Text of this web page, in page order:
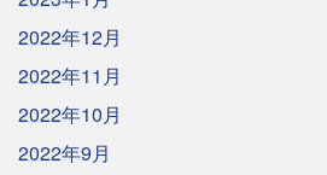
2022年12月
2022年11月
2022年10月
2022年9月